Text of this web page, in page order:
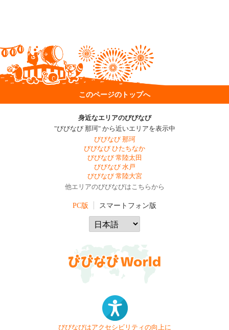
このページのトップへ
身近なエリアのびびなび
"びびなび 那珂" から近いエリアを表示中
びびなび 那珂
びびなび ひたちなか
びびなび 常陸太田
びびなび 水戸
びびなび 常陸大宮
他エリアのびびなびはこちらから
PC版 スマートフォン版
びびなびはアクセシビリティの向上に